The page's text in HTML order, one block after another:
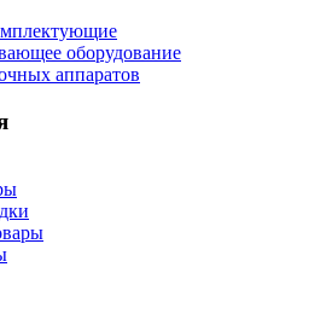
оборудование
аппаратов